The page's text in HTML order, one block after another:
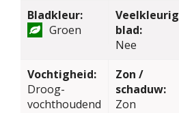
Bladkleur:
Groen
Veelkleurig
blad:
Nee
Vochtigheid:
Droog-
vochthoudend
Zon /
schaduw:
Zon